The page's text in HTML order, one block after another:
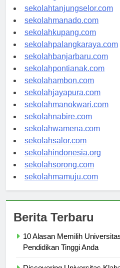
sekolahgorontalo.com
sekolahtanjungselor.com
sekolahmanado.com
sekolahkupang.com
sekolahpalangkaraya.com
sekolahbanjarbaru.com
sekolahpontianak.com
sekolahambon.com
sekolahjayapura.com
sekolahmanokwari.com
sekolahnabire.com
sekolahwamena.com
sekolahsalor.com
sekolahindonesia.org
sekolahsorong.com
Berita Terbaru
10 Alasan Memilih